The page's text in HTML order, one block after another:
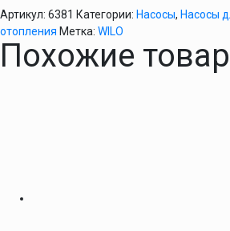
Артикул: 6381 Категории: Насосы, Насосы
отопления Метка: WILO
Похожие